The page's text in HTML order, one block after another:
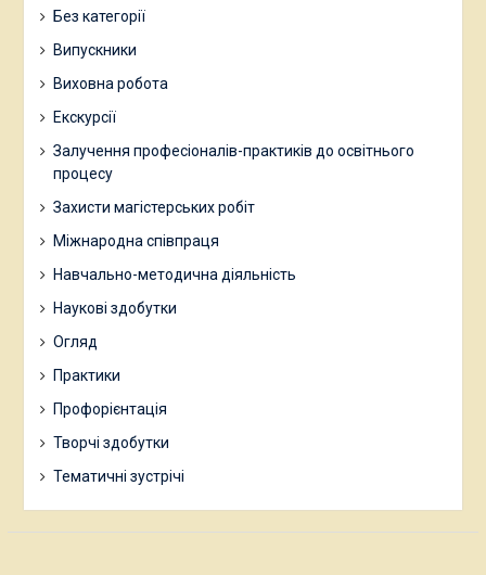
Без категорії
Випускники
Виховна робота
Екскурсії
Залучення професіоналів-практиків до освітнього
процесу
Захисти магістерських робіт
Міжнародна співпраця
Навчально-методична діяльність
Наукові здобутки
Огляд
Практики
Профорієнтація
Творчі здобутки
Тематичні зустрічі